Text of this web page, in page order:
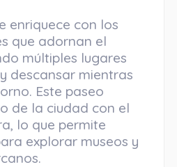
enriquece con los
que adornan el
múltiples lugares
descansar mientras
Este paseo
de la ciudad con el
lo que permite
explorar museos y